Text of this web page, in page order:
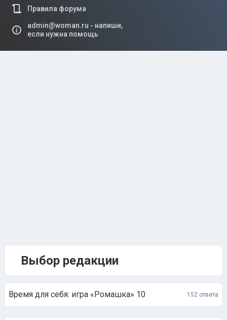
Правила форума
admin@woman.ru - напиши,
если нужна помощь
Выбор редакции
Время для себя: игра «Ромашка» 10 152 ответа